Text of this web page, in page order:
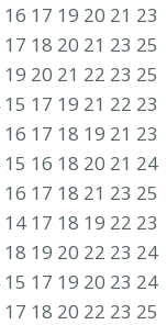
17 19 20 21 23
18 20 21 23 25
20 21 22 23 25
17 19 21 22 23
17 18 19 21 23
16 18 20 21 24
17 18 21 23 25
17 18 19 22 23
19 20 22 23 24
17 19 20 23 24
18 20 22 23 25